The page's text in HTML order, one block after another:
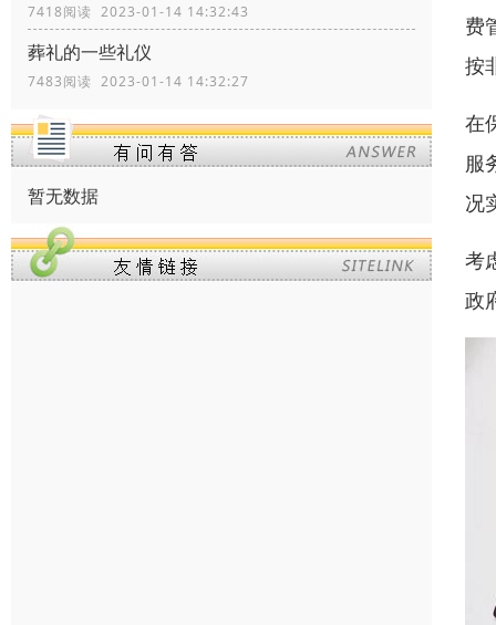
7418阅读 2023-01-14 14:32:43
葬礼的一些礼仪
7483阅读 2023-01-14 14:32:27
暂无数据
费
按
在
服
况
考
政